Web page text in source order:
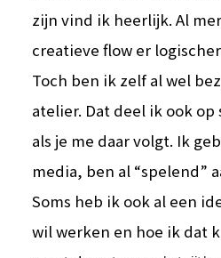
zijn vind ik heerlijk. Al
creatieve flow er
Toch ben ik zelf al wel
atelier. Dat deel ik ook op
als je me daar volgt. Ik
media, ben al “spelend”
Soms heb ik ook al een
wil werken en hoe ik dat